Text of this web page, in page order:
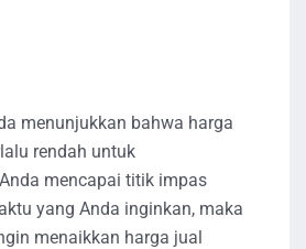
menunjukkan bahwa harga
rendah untuk
mencapai titik impas
yang Anda inginkan, maka
menaikkan harga jual